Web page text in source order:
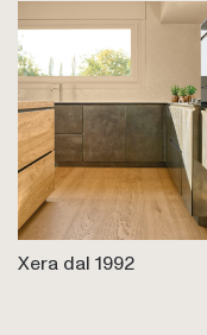
Xera dal 1992